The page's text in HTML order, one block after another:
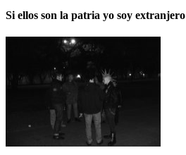
Si ellos son la patria yo soy extranjero